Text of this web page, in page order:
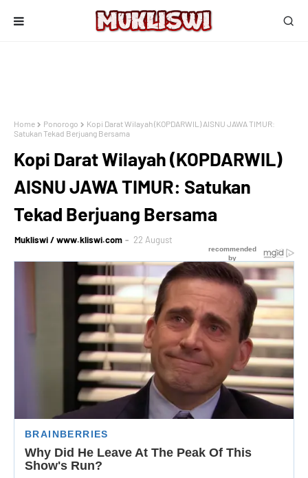
Home Ponorogo
Kopi Darat Wilayah (KOPDARWIL) AISNU JAWA TIMUR:
Satukan Tekad Berjuang Bersama
Kopi Darat Wilayah (KOPDARWIL)
AISNU JAWA TIMUR: Satukan
Tekad Berjuang Bersama
Mukliswi / www.kliswi.com 22 August